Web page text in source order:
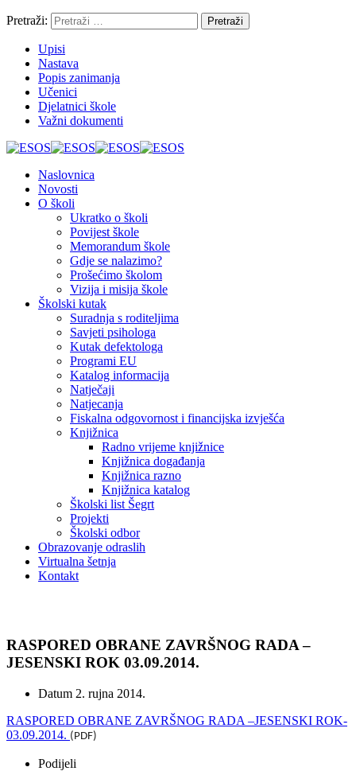
Pretraži:
Upisi
Nastava
Popis zanimanja
Učenici
Djelatnici škole
Važni dokumenti
Naslovnica
Novosti
O školi
Ukratko o školi
Povijest škole
Memorandum škole
Gdje se nalazimo?
Prošećimo školom
Vizija i misija škole
Školski kutak
Suradnja s roditeljima
Savjeti psihologa
Kutak defektologa
Programi EU
Katalog informacija
Natječaji
Natjecanja
Fiskalna odgovornost i financijska izvješća
Knjižnica
Radno vrijeme knjižnice
Knjižnica događanja
Knjižnica razno
Knjižnica katalog
Školski list Šegrt
Projekti
Školski odbor
Obrazovanje odraslih
Virtualna šetnja
Kontakt
RASPORED OBRANE ZAVRŠNOG RADA –
JESENSKI ROK 03.09.2014.
Datum 2. rujna 2014.
RASPORED OBRANE ZAVRŠNOG RADA –JESENSKI ROK-
03.09.2014. (PDF)
Podijeli